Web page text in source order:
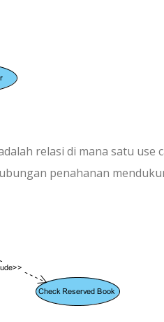
relasi di mana satu use
penahanan